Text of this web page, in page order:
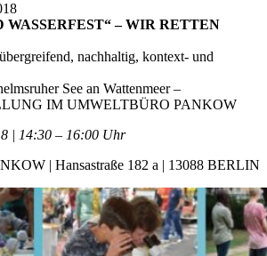
WASSERFEST“ – WIR RETTEN
nachhaltig, kontext- und
See an Wattenmeer –
IM UMWELTBÜRO PANKOW
| 14:30 – 16:00 Uhr
| Hansastraße 182 a | 13088 BERLIN